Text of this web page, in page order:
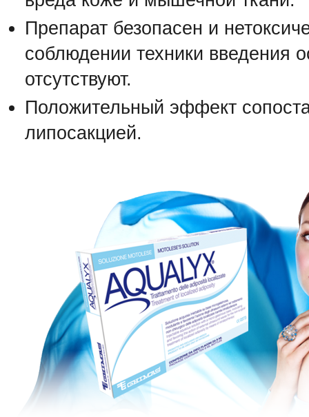
Препарат безопасен и
соблюдении техники введения
отсутствуют.
Положительный эффект
липосакцией.